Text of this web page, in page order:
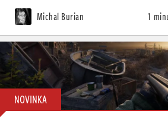
Michal Burian 1
NOVINKA